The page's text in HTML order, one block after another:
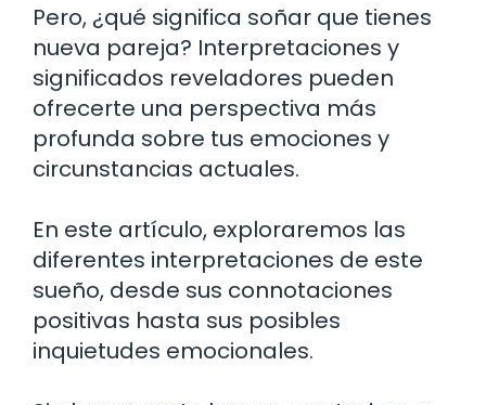
Pero, ¿qué significa soñar que tienes
nueva pareja? Interpretaciones y
significados reveladores pueden
ofrecerte una perspectiva más
profunda sobre tus emociones y
circunstancias actuales.
En este artículo, exploraremos las
diferentes interpretaciones de este
sueño, desde sus connotaciones
positivas hasta sus posibles
inquietudes emocionales.